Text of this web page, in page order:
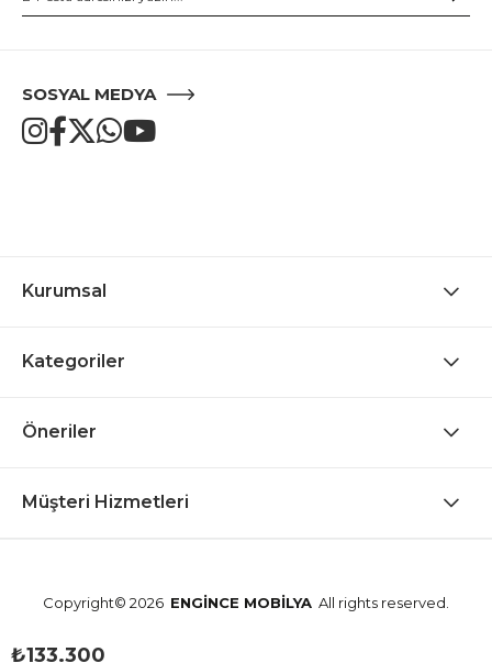
₺133.300
SOSYAL MEDYA
Kurumsal
Kategoriler
Öneriler
Müşteri Hizmetleri
Copyright© 2026 ENGİNCE MOBİLYA All rights reserved.